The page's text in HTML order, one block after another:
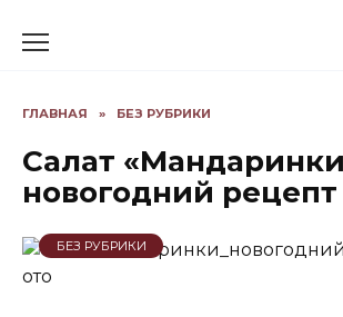
ГЛАВНАЯ » БЕЗ РУБРИКИ
Салат
новогодний
БЕЗ РУБРИКИ